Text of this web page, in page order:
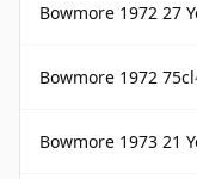
Bowmore 1972 27
Bowmore 1972 75cl
Bowmore 1973 21